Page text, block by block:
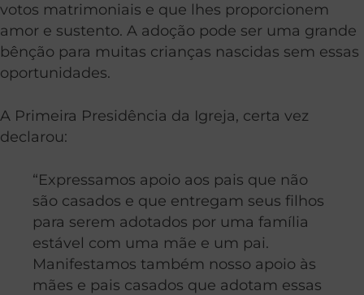
votos matrimoniais e que lhes proporcionem
amor e sustento. A adoção pode ser uma grande
bênção para muitas crianças nascidas sem essas
oportunidades.
A Primeira Presidência da Igreja, certa vez
declarou:
“Expressamos apoio aos pais que não
são casados e que entregam seus filhos
para serem adotados por uma família
estável com uma mãe e um pai.
Manifestamos também nosso apoio às
mães e pais casados que adotam essas